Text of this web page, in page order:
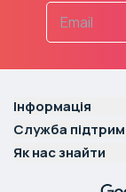
Інформація
Служба
Як нас знайти